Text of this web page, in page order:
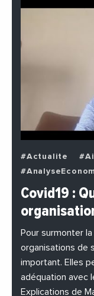
#Actualite
#BuzzNews
#EnDirectDe
Covid19 :
Pour surmonter
organisations de
important. Elles
adéquation avec
Explications de